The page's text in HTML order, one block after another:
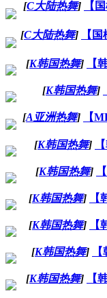
[C大陆热舞]
【
[C大陆热舞]
【
[K韩国热舞] 【
[K韩国热舞]
[A亚洲热舞]
【
[K韩国热舞]
[K韩国热舞]
[K韩国热舞]
[K韩国热舞]
[K韩国热舞]
[K韩国热舞] 【